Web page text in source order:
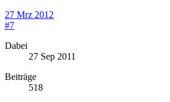
27 Mrz 2012
#7
Dabei
27 Sep 2011
Beiträge
518